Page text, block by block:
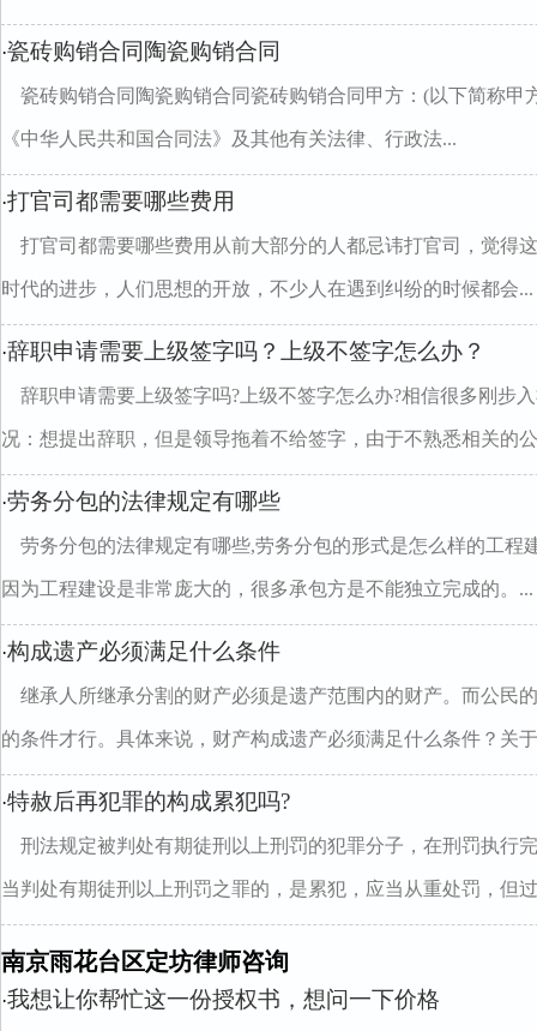
·瓷砖购销合同陶瓷购销合同
瓷砖购销合同陶瓷购销合同瓷砖购销合同甲方：(以下简称
《中华人民共和国合同法》及其他有关法律、行政法...
·打官司都需要哪些费用
打官司都需要哪些费用从前大部分的人都忌讳打官司，觉得
时代的进步，人们思想的开放，不少人在遇到纠纷的时候都会...
·辞职申请需要上级签字吗？上级不签字怎么办？
辞职申请需要上级签字吗?上级不签字怎么办?相信很多刚步
况：想提出辞职，但是领导拖着不给签字，由于不熟悉相关的
·劳务分包的法律规定有哪些
劳务分包的法律规定有哪些,劳务分包的形式是怎么样的工程
因为工程建设是非常庞大的，很多承包方是不能独立完成的。...
·构成遗产必须满足什么条件
继承人所继承分割的财产必须是遗产范围内的财产。而公民
的条件才行。具体来说，财产构成遗产必须满足什么条件？关
·特赦后再犯罪的构成累犯吗?
刑法规定被判处有期徒刑以上刑罚的犯罪分子，在刑罚执行
当判处有期徒刑以上刑罚之罪的，是累犯，应当从重处罚，但
南京雨花台区定坊律师咨询
·我想让你帮忙这一份授权书，想问一下价格